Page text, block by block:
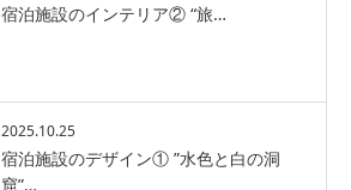
宿泊施設のインテリア② “旅…
2025.10.25
宿泊施設のデザイン① ”水色と白の洞
窟”…